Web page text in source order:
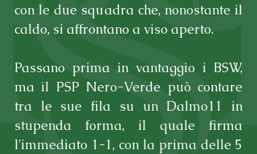
con le due squadra che, nonostante il
caldo, si affrontano a viso aperto.
Passano prima in vantaggio i BSW,
ma il PSP Nero-Verde può contare
tra le sue fila su un Dalmo11 in
stupenda forma, il quale firma
l'immediato 1-1, con la prima delle 5